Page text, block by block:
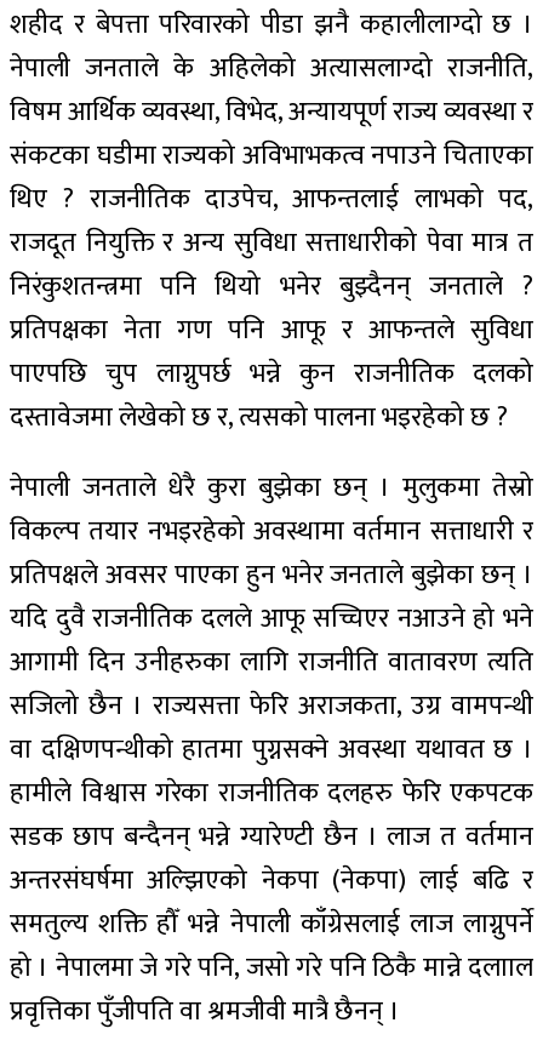
शहीद र बेपत्ता परिवारको पीडा झनै कहालीलाग्दो छ ।
नेपाली जनताले के अहिलेको अत्यासलाग्दो राजनीति,
विषम आर्थिक व्यवस्था, विभेद, अन्यायपूर्ण राज्य व्यवस्था र
संकटका घडीमा राज्यको अविभाभकत्व नपाउने चिताएका
थिए ? राजनीतिक दाउपेच, आफन्तलाई लाभको पद,
राजदूत नियुक्ति र अन्य सुविधा सत्ताधारीको पेवा मात्र त
निरंकुशतन्त्रमा पनि थियो भनेर बुझ्दैनन् जनताले ?
प्रतिपक्षका नेता गण पनि आफू र आफन्तले सुविधा
पाएपछि चुप लाग्नुपर्छ भन्ने कुन राजनीतिक दलको
दस्तावेजमा लेखेको छ र, त्यसको पालना भइरहेको छ ?
नेपाली जनताले धेरै कुरा बुझेका छन् । मुलुकमा तेस्रो
विकल्प तयार नभइरहेको अवस्थामा वर्तमान सत्ताधारी र
प्रतिपक्षले अवसर पाएका हुन भनेर जनताले बुझेका छन् ।
यदि दुवै राजनीतिक दलले आफू सच्चिएर नआउने हो भने
आगामी दिन उनीहरुका लागि राजनीति वातावरण त्यति
सजिलो छैन । राज्यसत्ता फेरि अराजकता, उग्र वामपन्थी
वा दक्षिणपन्थीको हातमा पुग्नसक्ने अवस्था यथावत छ ।
हामीले विश्वास गरेका राजनीतिक दलहरु फेरि एकपटक
सडक छाप बन्दैनन् भन्ने ग्यारेण्टी छैन । लाज त वर्तमान
अन्तरसंघर्षमा अल्झिएको नेकपा (नेकपा) लाई बढि र
समतुल्य शक्ति हौँ भन्ने नेपाली काँग्रेसलाई लाज लाग्नुपर्ने
हो । नेपालमा जे गरे पनि, जसो गरे पनि ठिकै मान्ने दलााल
प्रवृत्तिका पुँजीपति वा श्रमजीवी मात्रै छैनन् ।